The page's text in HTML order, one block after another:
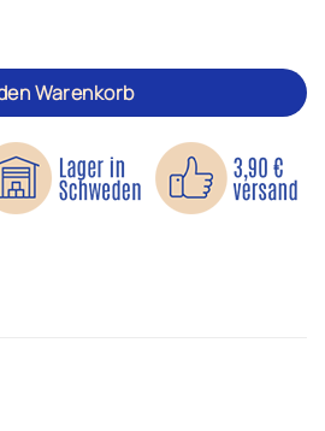
Autoinnenraum Menge
Warenkorb